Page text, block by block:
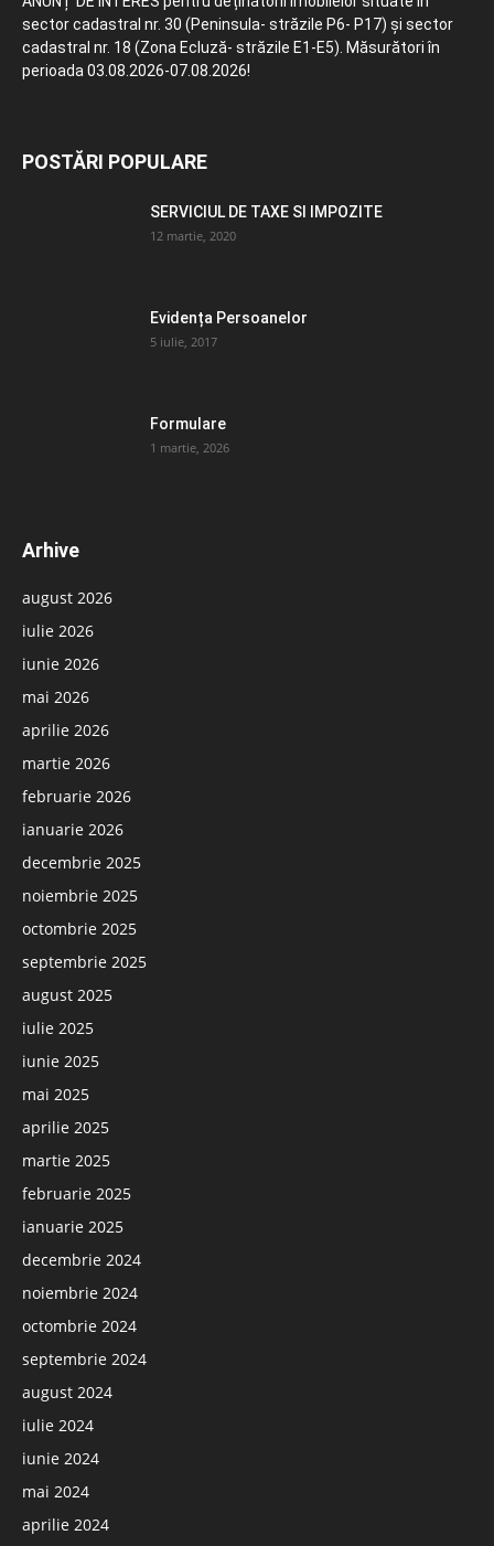
sector cadastral nr. 30 (Peninsula- străzile P6- P17) și sector
cadastral nr. 18 (Zona Ecluză- străzile E1-E5). Măsurători în
perioada 03.08.2026-07.08.2026!
POSTĂRI POPULARE
SERVICIUL DE TAXE SI IMPOZITE
12 martie, 2020
Evidența Persoanelor
5 iulie, 2017
Formulare
1 martie, 2026
Arhive
august 2026
iulie 2026
iunie 2026
mai 2026
aprilie 2026
martie 2026
februarie 2026
ianuarie 2026
decembrie 2025
noiembrie 2025
octombrie 2025
septembrie 2025
august 2025
iulie 2025
iunie 2025
mai 2025
aprilie 2025
martie 2025
februarie 2025
ianuarie 2025
decembrie 2024
noiembrie 2024
octombrie 2024
septembrie 2024
august 2024
iulie 2024
iunie 2024
mai 2024
aprilie 2024